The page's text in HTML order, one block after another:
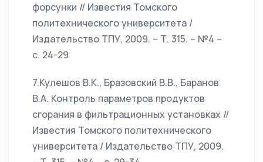
форсунки // Известия Томского
политехнического университета /
Издательство ТПУ, 2009. – Т. 315. – №4 –
с. 24-29
7.Кулешов В.К., Бразовский В.В., Баранов
В.А. Контроль параметров продуктов
сгорания в фильтрационных установках //
Известия Томского политехнического
университета / Издательство ТПУ, 2009.